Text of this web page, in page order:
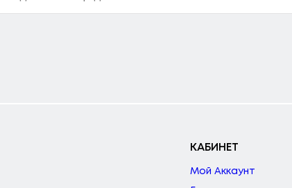
КАБИНЕТ
Мой Аккаунт